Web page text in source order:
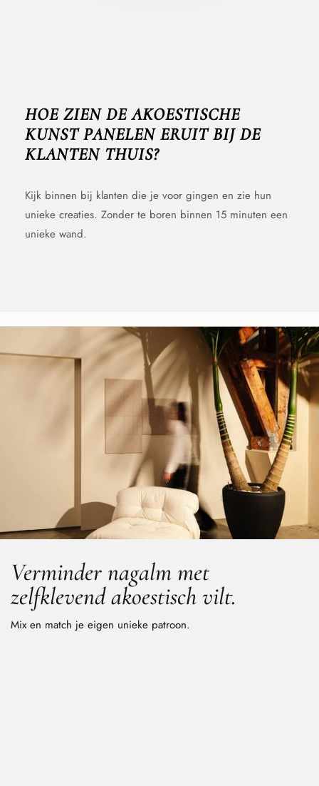
HOE ZIEN DE AKOESTISCHE
KUNST PANELEN ERUIT BIJ DE
KLANTEN THUIS?
Kijk binnen bij klanten die je voor gingen en zie hun
unieke creaties. Zonder te boren binnen 15 minuten een
unieke wand.
Verminder nagalm met
zelfklevend akoestisch vilt.
Mix en match je eigen unieke patroon.